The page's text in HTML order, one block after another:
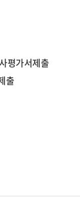
평가서제출
출